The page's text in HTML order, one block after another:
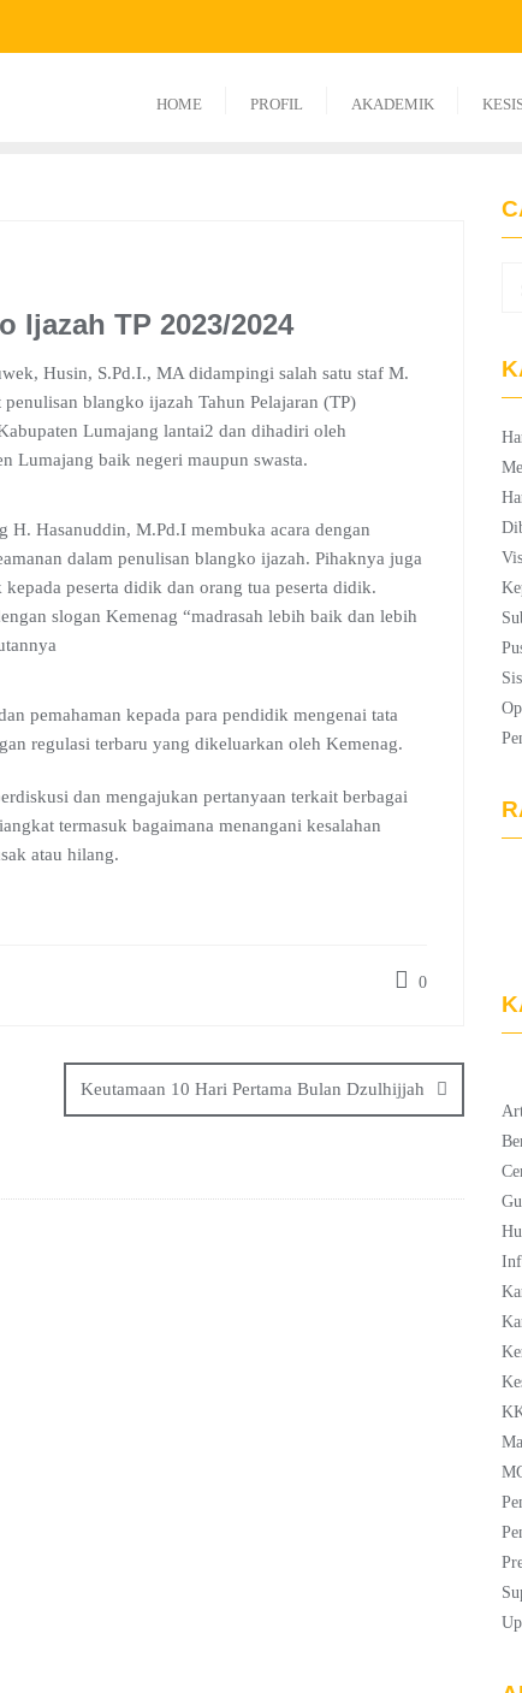
HOME PROFIL AKADEMIK
Ijazah TP 2023/2024
Husin, S.Pd.I., MA didampingi salah satu staf M.
blangko ijazah Tahun Pelajaran (TP)
Lumajang lantai2 dan dihadiri oleh
Lumajang baik negeri maupun swasta.
H. Hasanuddin, M.Pd.I membuka acara dengan
dalam penulisan blangko ijazah. Pihaknya juga
peserta didik dan orang tua peserta didik.
slogan Kemenag “madrasah lebih baik dan lebih
pemahaman kepada para pendidik mengenai tata
regulasi terbaru yang dikeluarkan oleh Kemenag.
dan mengajukan pertanyaan terkait berbagai
termasuk bagaimana menangani kesalahan
atau hilang.
0
Keutamaan 10 Hari Pertama Bulan Dzulhijjah